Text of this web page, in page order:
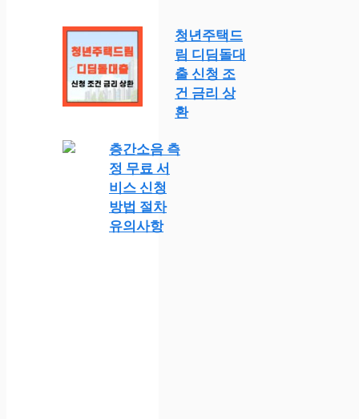
청년주택드
림 디딤돌대
출 신청 조
건 금리 상
환
층간소음 측
정 무료 서
비스 신청
방법 절차
유의사항